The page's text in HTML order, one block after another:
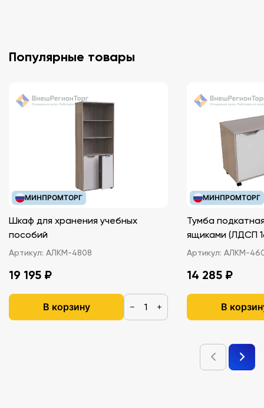
Популярные товары
МИНПРОМТОРГ
Шкаф для хранения учебных
пособий
Артикул: АЛКМ-4808
19 195 ₽
В корзину − +
МИНПРОМТОРГ
Тумба
ящиками
Артикул: АЛКМ-
14 285 ₽
В